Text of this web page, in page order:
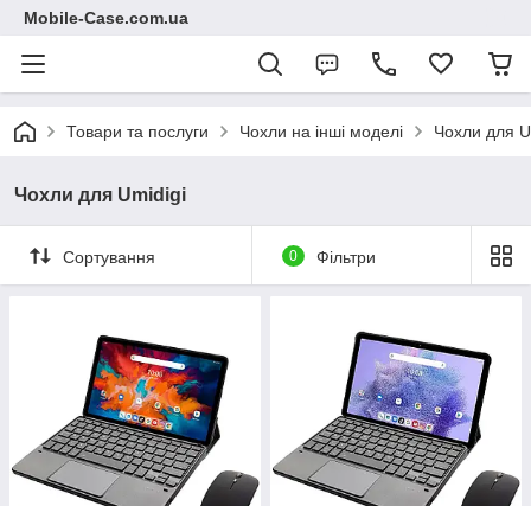
Mobile-Case.com.ua
Товари та послуги Чохли на інші моделі Чохли для
Чохли для Umidigi
Сортування 0 Фільтри